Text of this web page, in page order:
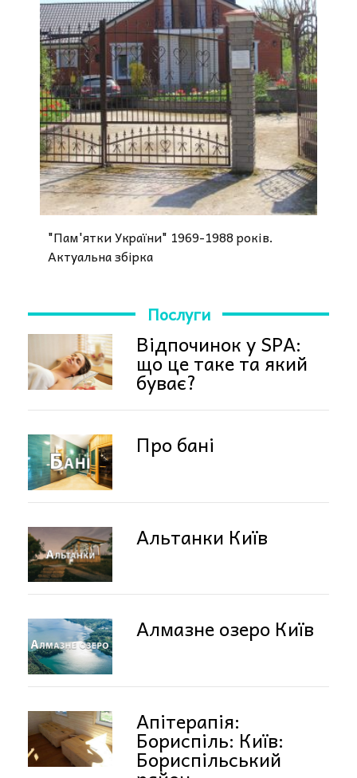
"Пам'ятки України" 1969-1988 років.
Актуальна збірка
Послуги
Відпочинок у SPA:
що це таке та який
буває?
Про бані
Альтанки Київ
Алмазне озеро Київ
Апітерапія:
Бориспіль: Київ:
Бориспільський